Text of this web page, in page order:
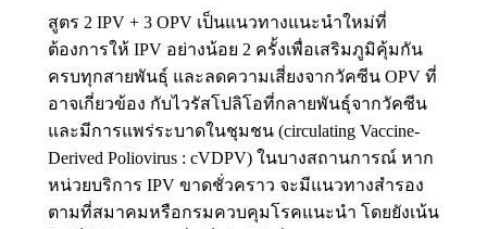
สูตร 2 IPV + 3 OPV เป็นแนวทางแนะนำใหม่ที่
ต้องการให้ IPV อย่างน้อย 2 ครั้งเพื่อเสริมภูมิคุ้มกัน
ครบทุกสายพันธุ์ และลดความเสี่ยงจากวัคซีน OPV ที่
อาจเกี่ยวข้อง กับไวรัสโปลิโอที่กลายพันธุ์จากวัคซีน
และมีการแพร่ระบาดในชุมชน (circulating Vaccine-
Derived Poliovirus : cVDPV) ในบางสถานการณ์ หาก
หน่วยบริการ IPV ขาดชั่วคราว จะมีแนวทางสำรอง
ตามที่สมาคมหรือกรมควบคุมโรคแนะนำ โดยยังเน้น